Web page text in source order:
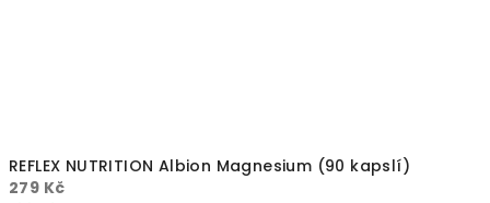
REFLEX NUTRITION Albion Magnesium (90 kapslí)
279 Kč